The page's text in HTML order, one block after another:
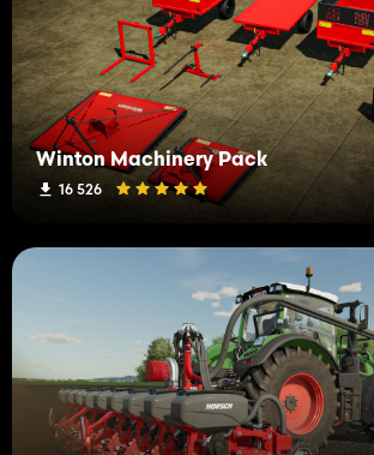
Winton Machinery Pack
16 526